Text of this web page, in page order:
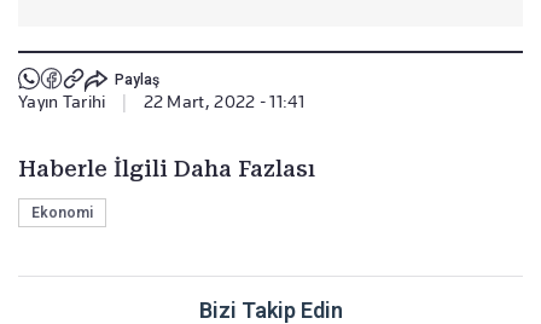
Paylaş
Yayın Tarihi | 22 Mart, 2022 - 11:41
Haberle İlgili Daha Fazlası
Ekonomi
Bizi Takip Edin